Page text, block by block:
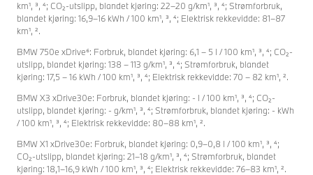
km¹, ³, ⁴; CO₂-utslipp, blandet kjøring: 22–20 g/km¹, ³, ⁴; Strømforbruk,
blandet kjøring: 16,9–16 kWh / 100 km¹, ³, ⁴; Elektrisk rekkevidde: 81–87
km¹, ².
BMW 750e xDrive⁶: Forbruk, blandet kjøring: 6,1 – 5 l / 100 km¹, ³, ⁴; CO₂-
utslipp, blandet kjøring: 138 – 113 g/km¹, ³, ⁴; Strømforbruk, blandet
kjøring: 17,5 – 16 kWh / 100 km¹, ³, ⁴; Elektrisk rekkevidde: 70 – 82 km¹, ².
BMW X3 xDrive30e: Forbruk, blandet kjøring: - l / 100 km¹, ³, ⁴; CO₂-
utslipp, blandet kjøring: - g/km¹, ³, ⁴; Strømforbruk, blandet kjøring: - kWh
/ 100 km¹, ³, ⁴; Elektrisk rekkevidde: 80–88 km¹, ².
BMW X1 xDrive30e: Forbruk, blandet kjøring: 0,9–0,8 l / 100 km¹, ³, ⁴;
CO₂-utslipp, blandet kjøring: 21–18 g/km¹, ³, ⁴; Strømforbruk, blandet
kjøring: 18,1–16,9 kWh / 100 km¹, ³, ⁴; Elektrisk rekkevidde: 76–83 km¹, ².